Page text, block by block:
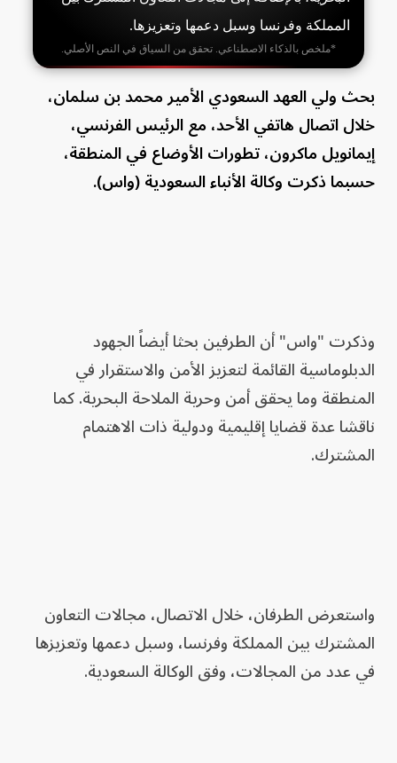
المملكة وفرنسا وسبل دعمها وتعزيزها.
*ملخص بالذكاء الاصطناعي. تحقق من السياق في النص الأصلي.
بحث ولي العهد السعودي الأمير محمد بن سلمان،
خلال اتصال هاتفي الأحد، مع الرئيس الفرنسي،
إيمانويل ماكرون، تطورات الأوضاع في المنطقة،
حسبما ذكرت وكالة الأنباء السعودية (واس).
وذكرت "واس" أن الطرفين بحثا أيضاً الجهود
الدبلوماسية القائمة لتعزيز الأمن والاستقرار في
المنطقة وما يحقق أمن وحرية الملاحة البحرية. كما
ناقشا عدة قضايا إقليمية ودولية ذات الاهتمام
المشترك.
واستعرض الطرفان، خلال الاتصال، مجالات التعاون
المشترك بين المملكة وفرنسا، وسبل دعمها وتعزيزها
في عدد من المجالات، وفق الوكالة السعودية.